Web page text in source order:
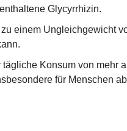
Glycyrrhizin.
einem Ungleichgewicht
Konsum von mehr
für Menschen